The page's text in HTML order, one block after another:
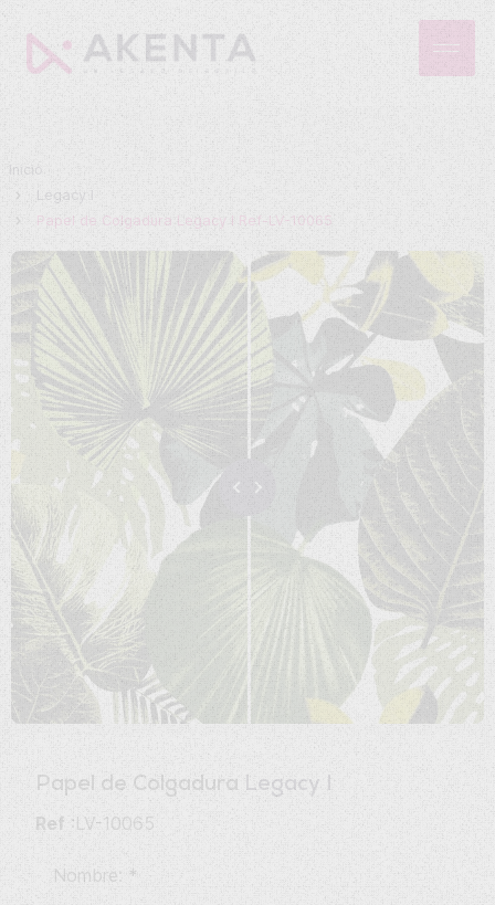
Inicio
Legacy I
Papel de Colgadura Legacy I Ref-LV-10065
Papel de Colgadura Legacy I
Ref :LV-10065
Nombre: *